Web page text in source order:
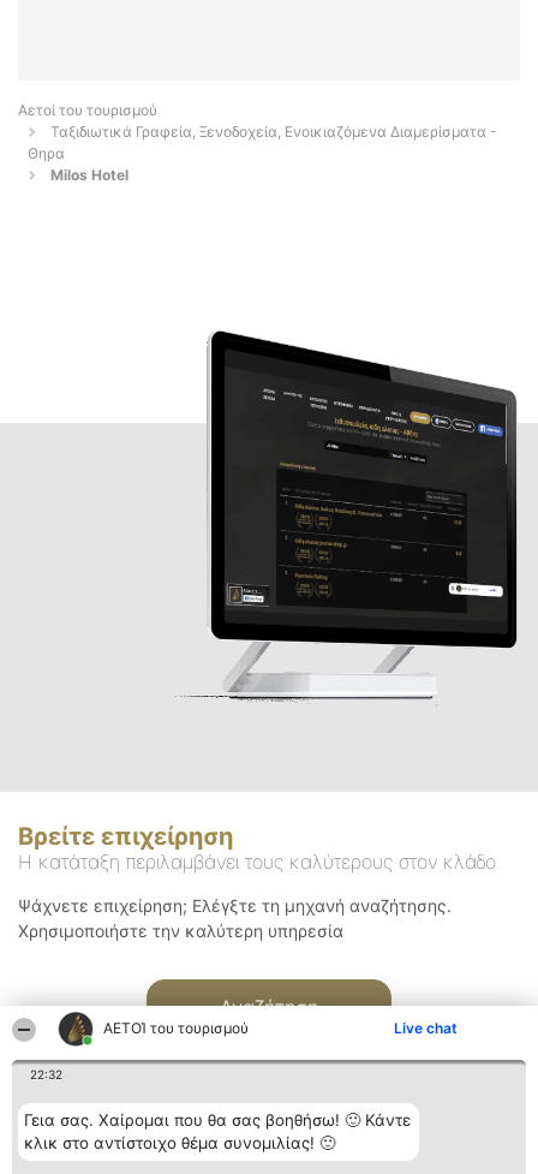
ΑΕΤΟΊ του τουρισμού Live chat
22:32
Γεια σας. Χαίρομαι που θα σας βοηθήσω! 🙂 Κάντε
κλικ στο αντίστοιχο θέμα συνομιλίας! 🙂
Αετοί του τουρισμού
Ταξιδιωτικά Γραφεία, Ξενοδοχεία, Ενοικιαζόμενα Διαμερίσματα -
Θηρα
Milos Hotel
Βρείτε επιχείρηση
Η κατάταξη περιλαμβάνει τους καλύτερους στον κλάδο
Ψάχνετε επιχείρηση; Ελέγξτε τη μηχανή αναζήτησης.
Χρησιμοποιήστε την καλύτερη υπηρεσία
Αναζήτηση